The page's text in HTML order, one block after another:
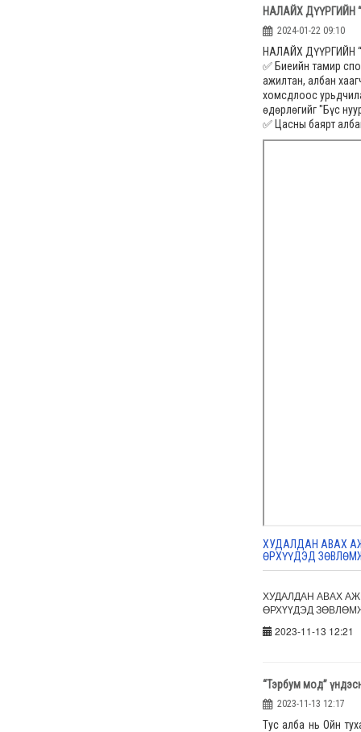
НАЛАЙХ ДҮҮРГИЙН
2024-01-22 09:10
НАЛАЙХ ДҮҮРГИЙН
✅ Биеийн тамир
ажилтан, албан
хомсдлоос
өдөрлөгийг "Бүс
✅ Цасны баярт
ХУДАЛДАН АВАХ
ӨРХҮҮДЭД
ХУДАЛДАН АВАХ
ӨРХҮҮДЭД
2023-11-13 12:21
“Тэрбум мод”
2023-11-13 12:17
Тус алба нь Ойн